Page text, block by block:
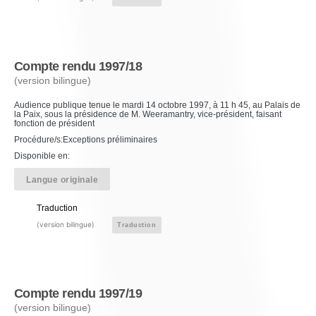
Compte rendu 1997/18
(version bilingue)
Audience publique tenue le mardi 14 octobre 1997, à 11 h 45, au Palais de
la Paix, sous la présidence de M. Weeramantry, vice-président, faisant
fonction de président
Procédure/s:Exceptions préliminaires
Disponible en:
Langue originale
Traduction
(version bilingue) Traduction
Compte rendu 1997/19
(version bilingue)